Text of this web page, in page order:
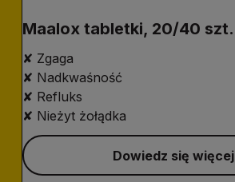
Maalox tabletki, 20/40 szt.
✘ Zgaga
✘ Nadkwaśność
✘ Refluks
✘ Nieżyt żołądka
Dowiedz się więcej